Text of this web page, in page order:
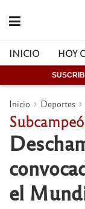
INICIO HOY
Inicio Deportes
el